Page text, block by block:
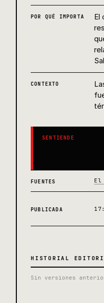
POR QUÉ IMPORTA
El
CONTEXTO
SENTIENDE
FUENTES El
PUBLICADA
HISTORIAL
Sin versiones